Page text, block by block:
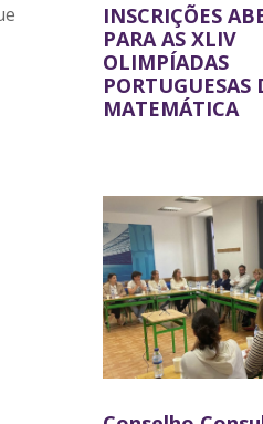
INSCRIÇÕES
PARA AS XLIV
OLIMPÍADAS
PORTUGUESAS
MATEMÁTICA